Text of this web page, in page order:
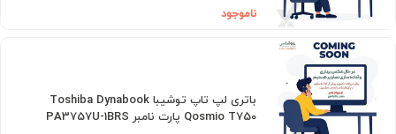
ناموجود
باتری لپ تاپ توشیبا Toshiba Dynabook
Qosmio T750 پارت نامبر PA3757U-1BRS